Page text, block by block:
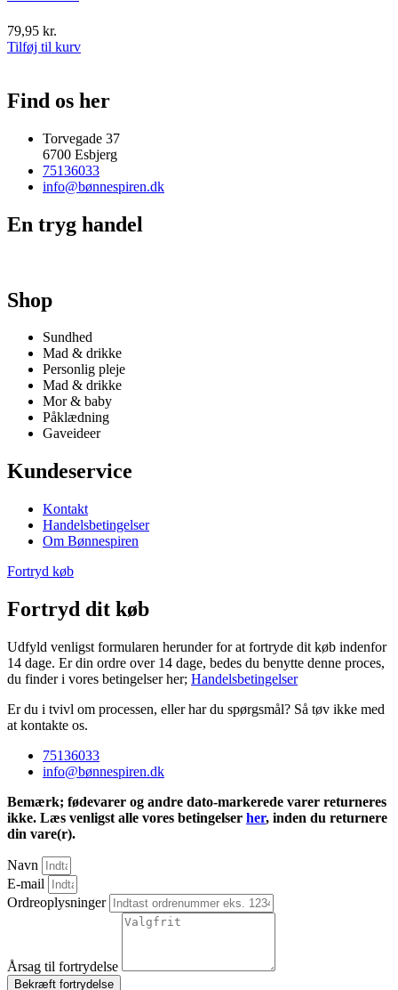
79,95 kr.
Tilføj til kurv
Find os her
Torvegade 37
6700 Esbjerg
75136033
info@bønnespiren.dk
En tryg handel
Shop
Sundhed
Mad & drikke
Personlig pleje
Mad & drikke
Mor & baby
Påklædning
Gaveideer
Kundeservice
Kontakt
Handelsbetingelser
Om Bønnespiren
Fortryd køb
Fortryd dit køb
Udfyld venligst formularen herunder for at fortryde dit køb indenfor
14 dage. Er din ordre over 14 dage, bedes du benytte denne proces,
du finder i vores betingelser her; Handelsbetingelser
Er du i tvivl om processen, eller har du spørgsmål? Så tøv ikke med
at kontakte os.
75136033
info@bønnespiren.dk
Bemærk; fødevarer og andre dato-markerede varer returneres
ikke. Læs venligst alle vores betingelser her, inden du returnere
din vare(r).
Navn
E-mail
Ordreoplysninger
Årsag til fortrydelse
Bekræft fortrydelse